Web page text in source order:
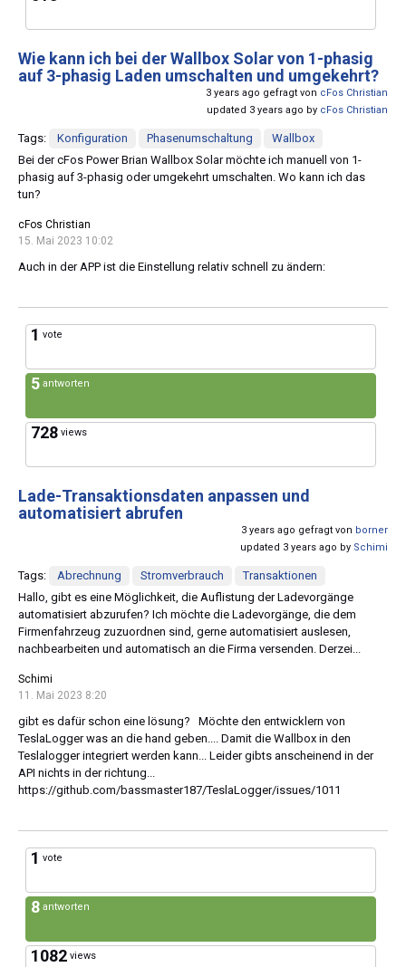
Wie kann ich bei der Wallbox Solar von 1-phasig
auf 3-phasig Laden umschalten und umgekehrt?
3 years ago gefragt von cFos Christian
updated 3 years ago by cFos Christian
Tags: Konfiguration Phasenumschaltung
Wallbox
Bei der cFos Power Brian Wallbox Solar möchte ich manuell von 1-
phasig auf 3-phasig oder umgekehrt umschalten. Wo kann ich das
tun?
cFos Christian
15. Mai 2023 10:02
Auch in der APP ist die Einstellung relativ schnell zu ändern:
1 vote
5 antworten
728 views
Lade-Transaktionsdaten anpassen und
automatisiert abrufen
3 years ago gefragt von borner
updated 3 years ago by Schimi
Tags: Abrechnung Stromverbrauch
Transaktionen
Hallo, gibt es eine Möglichkeit, die Auflistung der Ladevorgänge
automatisiert abzurufen? Ich möchte die Ladevorgänge, die dem
Firmenfahrzeug zuzuordnen sind, gerne automatisiert auslesen,
nachbearbeiten und automatisch an die Firma versenden. Derzei...
Schimi
11. Mai 2023 8:20
gibt es dafür schon eine lösung? Möchte den entwicklern von
TeslaLogger was an die hand geben.... Damit die Wallbox in den
Teslalogger integriert werden kann... Leider gibts anscheinend in der
API nichts in der richtung...
https://github.com/bassmaster187/TeslaLogger/issues/1011
1 vote
8 antworten
1082 views